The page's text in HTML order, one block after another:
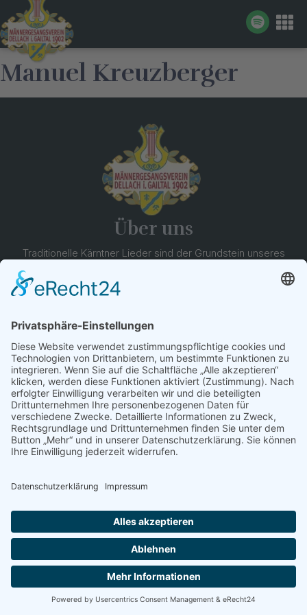
Manuel Kreuzberger
Über uns
Traditionelle Kärntner Lieder sind der Grundstein unseres
Repertoires, doch jedes Jahr erweitern wir es um neue
Stücke. Dazu wählen wir stets einen besonderen
Kontakt
MGV Dellach - Obergailtal
Obmann Michael Buchacher
St. Daniel 84, 9635 Dellach
+43 664 3734365
obmann.mgv@dellach.at
© MGV Dellach - Obergailtal | powered by
Datenschutzerklärung